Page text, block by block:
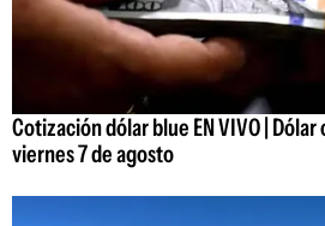
Cotización dólar blue EN VIVO | Dólar
viernes 7 de agosto